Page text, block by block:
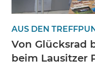
AUS DEN
Von Glücksrad
beim Lausitzer